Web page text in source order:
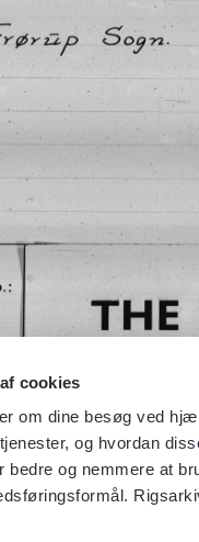
cookies
om dine besøg ved
og hvordan
og nemmere at